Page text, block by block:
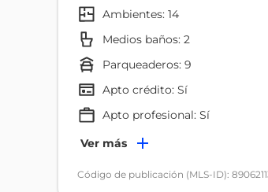
esto da posibilidad de ser un
o empresa.
Está propiedad cuenta con:
Distribuida en 6 plantas a
Distribución:
ambientes: 14
Medios baños: 2
parqueaderos: 9
Apto crédito: Sí
apto profesional: Sí
Ambientes
Dormitorio
Ver más
Código de publicación (MLS-ID):